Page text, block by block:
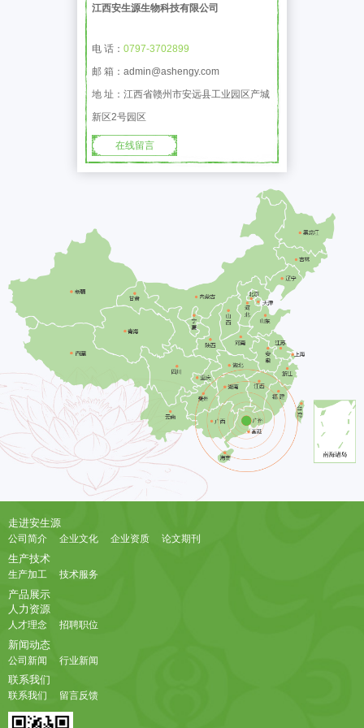
江西安生源生物科技有限公司
电 话： 0797-3702899
邮 箱：admin@ashengy.com
地 址：江西省赣州市安远县工业园区产城
新区2号园区
在线留言
走进安生源
公司简介 企业文化 企业资质 论文期刊
生产技术
生产加工 技术服务
产品展示
人力资源
人才理念 招聘职位
新闻动态
公司新闻 行业新闻
联系我们
联系我们 留言反馈